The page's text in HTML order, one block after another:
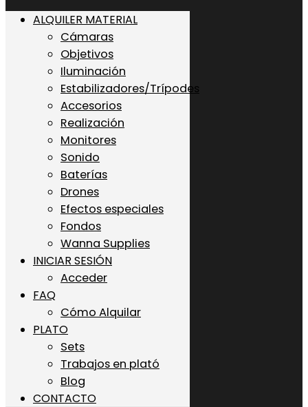
ALQUILER MATERIAL
Cámaras
Objetivos
Iluminación
Estabilizadores/Trípodes
Accesorios
Realización
Monitores
Sonido
Baterías
Drones
Efectos especiales
Fondos
Wanna Supplies
INICIAR SESIÓN
Acceder
FAQ
Cómo Alquilar
PLATO
Sets
Trabajos en plató
Blog
CONTACTO